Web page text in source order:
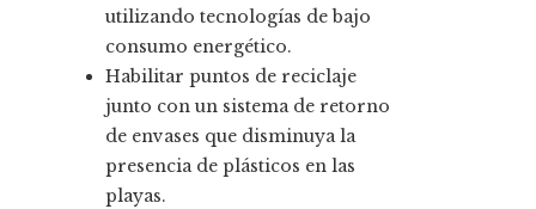
utilizando tecnologías de bajo
consumo energético.
Habilitar puntos de reciclaje
junto con un sistema de retorno
de envases que disminuya la
presencia de plásticos en las
playas.